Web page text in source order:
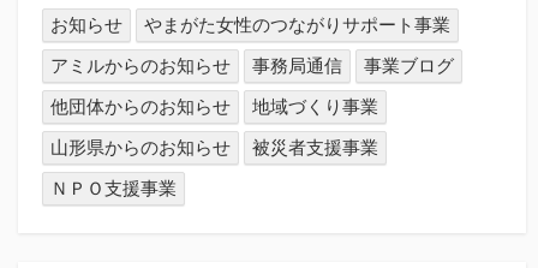
お知らせ
やまがた女性のつながりサポート事業
アミルからのお知らせ
事務局通信
事業ブログ
他団体からのお知らせ
地域づくり事業
山形県からのお知らせ
被災者支援事業
ＮＰＯ支援事業